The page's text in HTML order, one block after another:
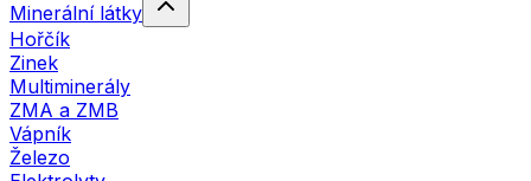
Minerální látky
Hořčík
Zinek
Multiminerály
ZMA a ZMB
Vápník
Železo